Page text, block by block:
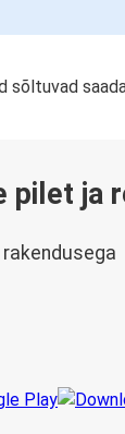
sõltuvad
pilet ja